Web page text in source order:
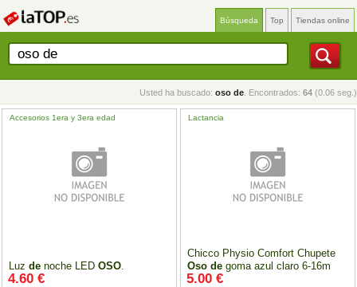
Búsqueda Top Tiendas online
Usted ha buscado: oso de . Encontrados: 64 (0.06 seg.)
Luz de noche LED OSO.
Accesorios 1era y 3era edad
4.60 €
Chicco Physio Comfort Chupete
Oso de goma azul claro 6-16m
Lactancia
5.00 €